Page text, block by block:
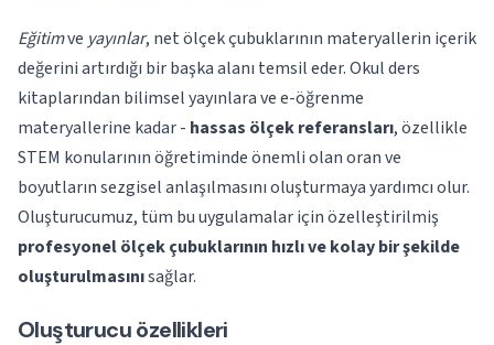
Eğitimve yayınlar, net ölçek çubuklarının materyallerin içerik
değerini artırdığı bir başka alanı temsil eder. Okul ders
kitaplarından bilimsel yayınlara ve e-öğrenme
materyallerine kadar - hassas ölçek referansları, özellikle
STEM konularının öğretiminde önemli olan oran ve
boyutların sezgisel anlaşılmasını oluşturmaya yardımcı olur.
Oluşturucumuz, tüm bu uygulamalar için özelleştirilmiş
profesyonel ölçek çubuklarının hızlı ve kolay bir şekilde
oluşturulmasınısağlar.
Oluşturucu özellikleri